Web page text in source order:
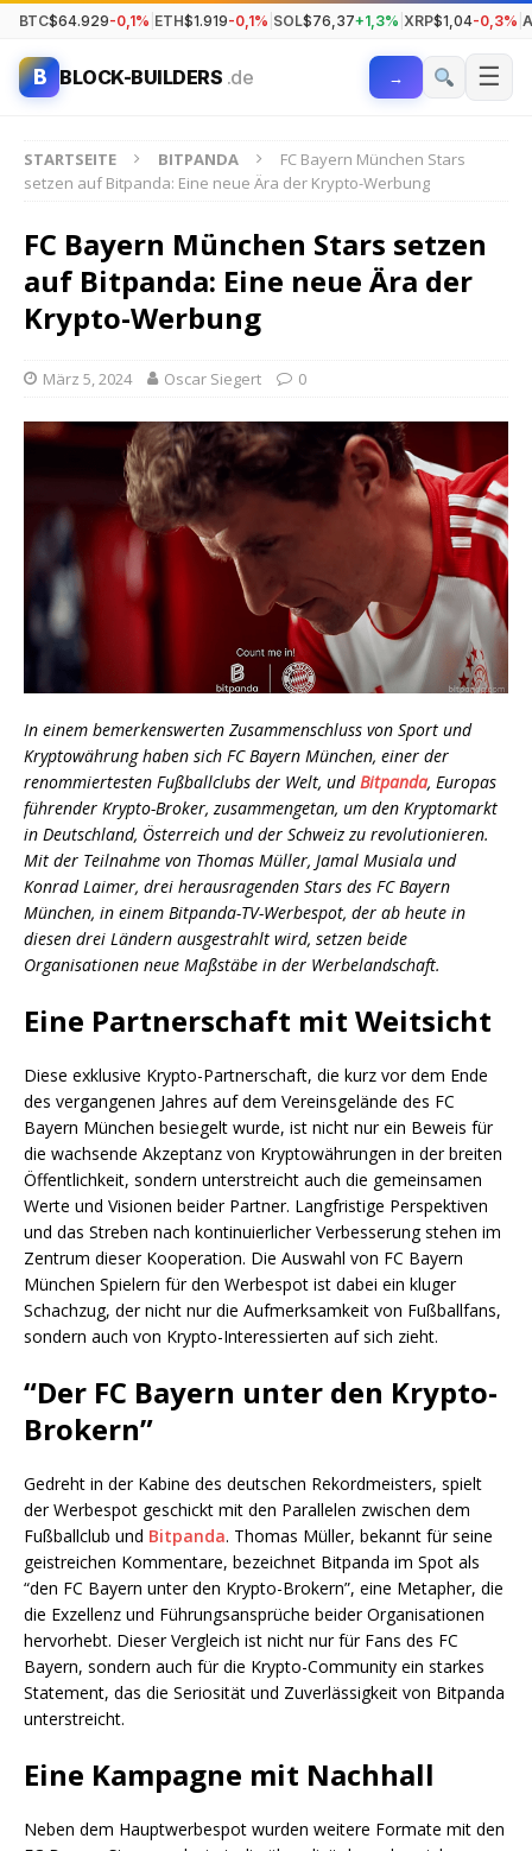
BTC$64.929-0,1% ETH$1.919-0,1% SOL$76,37+1,3% XRP$1,04-0,3%
B BLOCK-BUILDERS .de → ☰
STARTSEITE BITPANDA
FC Bayern München Stars
setzen auf Bitpanda: Eine neue Ära der Krypto-Werbung
FC Bayern München Stars setzen
auf Bitpanda: Eine neue Ära der
Krypto-Werbung
März 5, 2024 Oscar Siegert 0
In einem bemerkenswerten Zusammenschluss von Sport und
Kryptowährung haben sich FC Bayern München, einer der
renommiertesten Fußballclubs der Welt, undBitpanda, Europas
führender Krypto-Broker, zusammengetan, um den Kryptomarkt
in Deutschland, Österreich und der Schweiz zu revolutionieren.
Mit der Teilnahme von Thomas Müller, Jamal Musiala und
Konrad Laimer, drei herausragenden Stars des FC Bayern
München, in einem Bitpanda-TV-Werbespot, der ab heute in
diesen drei Ländern ausgestrahlt wird, setzen beide
Organisationen neue Maßstäbe in der Werbelandschaft.
Eine Partnerschaft mit Weitsicht
Diese exklusive Krypto-Partnerschaft, die kurz vor dem Ende
des vergangenen Jahres auf dem Vereinsgelände des FC
Bayern München besiegelt wurde, ist nicht nur ein Beweis für
die wachsende Akzeptanz von Kryptowährungen in der breiten
Öffentlichkeit, sondern unterstreicht auch die gemeinsamen
Werte und Visionen beider Partner. Langfristige Perspektiven
und das Streben nach kontinuierlicher Verbesserung stehen im
Zentrum dieser Kooperation. Die Auswahl von FC Bayern
München Spielern für den Werbespot ist dabei ein kluger
Schachzug, der nicht nur die Aufmerksamkeit von Fußballfans,
sondern auch von Krypto-Interessierten auf sich zieht.
“Der FC Bayern unter den Krypto-
Brokern”
Gedreht in der Kabine des deutschen Rekordmeisters, spielt
der Werbespot geschickt mit den Parallelen zwischen dem
Fußballclub und Bitpanda. Thomas Müller, bekannt für seine
geistreichen Kommentare, bezeichnet Bitpanda im Spot als
“den FC Bayern unter den Krypto-Brokern”, eine Metapher, die
die Exzellenz und Führungsansprüche beider Organisationen
hervorhebt. Dieser Vergleich ist nicht nur für Fans des FC
Bayern, sondern auch für die Krypto-Community ein starkes
Statement, das die Seriosität und Zuverlässigkeit von Bitpanda
unterstreicht.
Eine Kampagne mit Nachhall
Neben dem Hauptwerbespot wurden weitere Formate mit den